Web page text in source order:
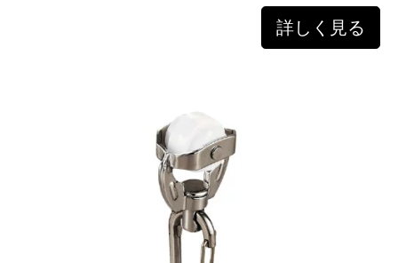
詳しく見る